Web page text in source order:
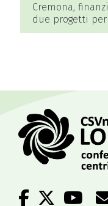
Cremona,
due progetti
all’educazione